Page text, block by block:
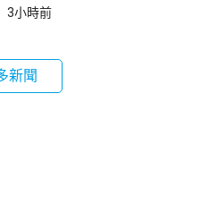
3小時前
新聞